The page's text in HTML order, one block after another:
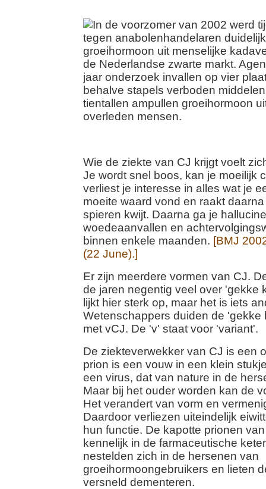
Wie de ziekte van CJ krijgt voelt
Je wordt snel boos, kan je moeilijk
verliest je interesse in alles wat je
moeite waard vond en raakt
spieren kwijt. Daarna ga je
woedeaanvallen en
binnen enkele maanden. [BMJ
(22 June).]
Er zijn meerdere vormen van CJ.
de jaren negentig veel over 'gekke
lijkt hier sterk op, maar het is iets
Wetenschappers duiden de 'gekke
met vCJ. De 'v' staat voor 'variant'.
De ziekteverwekker van CJ is een
prion is een vouw in een klein
een virus, dat van nature in de
Maar bij het ouder worden kan de
Het verandert van vorm en
Daardoor verliezen uiteindelijk
hun functie. De kapotte prionen
kennelijk in de farmaceutische
nestelden zich in de hersenen van
groeihormoongebruikers en lieten
versneld dementeren.